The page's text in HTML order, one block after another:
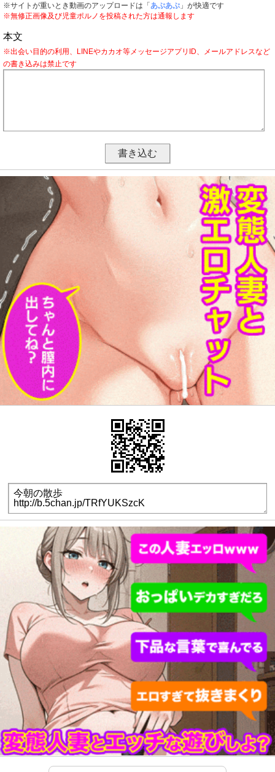
※サイトが重いとき動画のアップロードは「 あぷあぷ 」が快適です
※無修正画像及び児童ポルノを投稿された方は通報します
本文
※出会い目的の利用、LINEやカカオ等メッセージアプリID、メールアドレスなど
の書き込みは禁止です